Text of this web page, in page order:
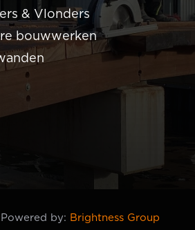
& Vlonders
bouwwerken
Powered by: Brightness Group